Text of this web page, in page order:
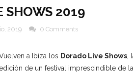
SHOWS 2019
2019 0 Comments
a Ibiza los Dorado Live Shows
de un festival imprescindible de